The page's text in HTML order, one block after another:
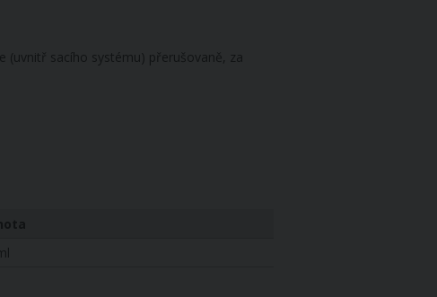
sacího systému) přerušovaně, za